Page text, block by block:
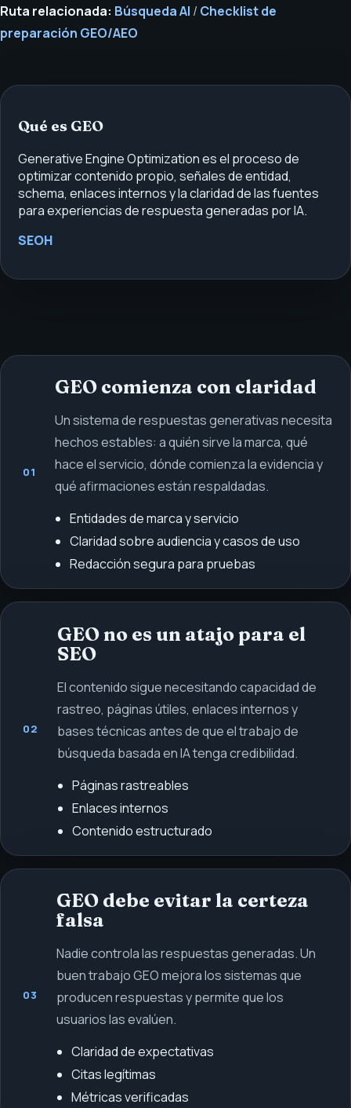
Ruta relacionada: Búsqueda AI / Checklist de
preparación GEO/AEO
Qué es GEO
Generative Engine Optimization es el proceso de
optimizar contenido propio, señales de entidad,
schema, enlaces internos y la claridad de las fuentes
para experiencias de respuesta generadas por IA.
SEOH
01
GEO comienza con claridad
Un sistema de respuestas generativas necesita
hechos estables: a quién sirve la marca, qué
hace el servicio, dónde comienza la evidencia y
qué afirmaciones están respaldadas.
Entidades de marca y servicio
Claridad sobre audiencia y casos de uso
Redacción segura para pruebas
02
GEO no es un atajo para el
SEO
El contenido sigue necesitando capacidad de
rastreo, páginas útiles, enlaces internos y
bases técnicas antes de que el trabajo de
búsqueda basada en IA tenga credibilidad.
Páginas rastreables
Enlaces internos
Contenido estructurado
03
GEO debe evitar la certeza
falsa
Nadie controla las respuestas generadas. Un
buen trabajo GEO mejora los sistemas que
producen respuestas y permite que los
usuarios las evalúen.
Claridad de expectativas
Citas legítimas
Métricas verificadas